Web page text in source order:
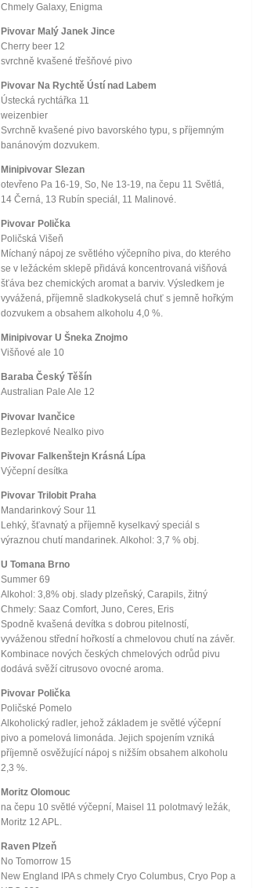
Chmely Galaxy, Enigma
Pivovar Malý Janek Jince
Cherry beer 12
svrchně kvašené třešňové pivo
Pivovar Na Rychtě Ústí nad Labem
Ústecká rychtářka 11
weizenbier
Svrchně kvašené pivo bavorského typu, s příjemným
banánovým dozvukem.
Minipivovar Slezan
otevřeno Pa 16-19, So, Ne 13-19, na čepu 11 Světlá,
14 Černá, 13 Rubín speciál, 11 Malinové.
Pivovar Polička
Poličská Višeň
Míchaný nápoj ze světlého výčepního piva, do kterého
se v ležáckém sklepě přidává koncentrovaná višňová
šťáva bez chemických aromat a barviv. Výsledkem je
vyvážená, příjemně sladkokyselá chuť s jemně hořkým
dozvukem a obsahem alkoholu 4,0 %.
Minipivovar U Šneka Znojmo
Višňové ale 10
Baraba Český Těšín
Australian Pale Ale 12
Pivovar Ivančice
Bezlepkové Nealko pivo
Pivovar Falkenštejn Krásná Lípa
Výčepní desítka
Pivovar Trilobit Praha
Mandarinkový Sour 11
Lehký, šťavnatý a příjemně kyselkavý speciál s
výraznou chutí mandarinek. Alkohol: 3,7 % obj.
U Tomana Brno
Summer 69
Alkohol: 3,8% obj. slady plzeňský, Carapils, žitný
Chmely: Saaz Comfort, Juno, Ceres, Eris
Spodně kvašená devítka s dobrou pitelností,
vyváženou střední hořkostí a chmelovou chutí na závěr.
Kombinace nových českých chmelových odrůd pivu
dodává svěží citrusovo ovocné aroma.
Pivovar Polička
Poličské Pomelo
Alkoholický radler, jehož základem je světlé výčepní
pivo a pomelová limonáda. Jejich spojením vzniká
příjemně osvěžující nápoj s nižším obsahem alkoholu
2,3 %.
Moritz Olomouc
na čepu 10 světlé výčepní, Maisel 11 polotmavý ležák,
Moritz 12 APL.
Raven Plzeň
No Tomorrow 15
New England IPA s chmely Cryo Columbus, Cryo Pop a